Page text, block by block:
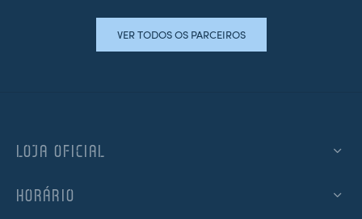
VER TODOS OS PARCEIROS
LOJA OFICIAL
HORÁRIO